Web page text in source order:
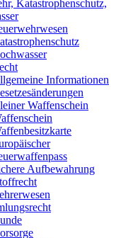
Katastrophenschutz,
Informationen
Waffenschein
Aufbewahrung